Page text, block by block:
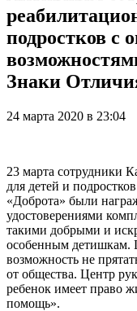
подростков с
Знаки
24 марта 2020 в 23:04
23 марта сотрудники
для детей и
«Доброта» были
удостоверениями
такими добрыми и
особенным детишкам.
возможность не
от общества. Центр
ребенок имеет право
помощь».